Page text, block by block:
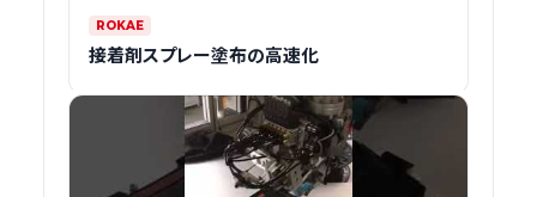
ROKAE
接着剤スプレー塗布の高速化